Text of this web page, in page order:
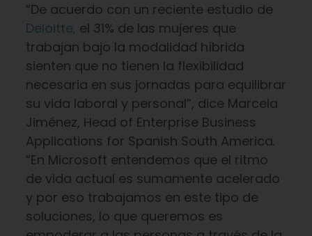
“De acuerdo con un reciente estudio de
Deloitte, el 31% de las mujeres que
trabajan bajo la modalidad híbrida
sienten que no tienen la flexibilidad
necesaria en sus jornadas para equilibrar
su vida laboral y personal”, dice Marcela
Jiménez, Head of Enterprise Business
Applications for Spanish South America.
“En Microsoft entendemos que el ritmo
de vida actual es sumamente acelerado
y por eso trabajamos en este tipo de
soluciones, lo que queremos es